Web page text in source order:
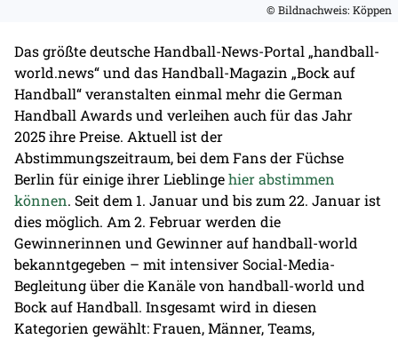
© Bildnachweis: Köppen
Das größte deutsche Handball-News-Portal „handball-
world.news“ und das Handball-Magazin „Bock auf
Handball“ veranstalten einmal mehr die German
Handball Awards und verleihen auch für das Jahr
2025 ihre Preise. Aktuell ist der
Abstimmungszeitraum, bei dem Fans der Füchse
Berlin für einige ihrer Lieblingehier abstimmen
können. Seit dem 1. Januar und bis zum 22. Januar ist
dies möglich. Am 2. Februar werden die
Gewinnerinnen und Gewinner auf handball-world
bekanntgegeben – mit intensiver Social-Media-
Begleitung über die Kanäle von handball-world und
Bock auf Handball. Insgesamt wird in diesen
Kategorien gewählt: Frauen, Männer, Teams,